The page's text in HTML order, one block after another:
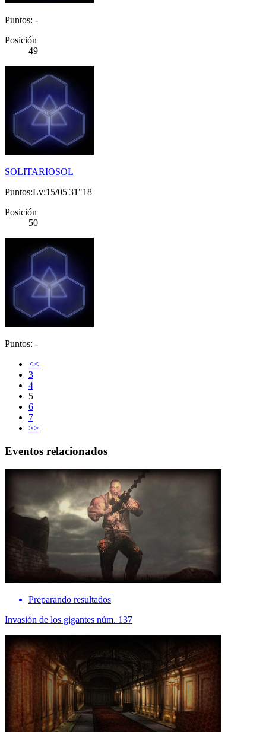
Puntos: -
Posición
49
SOLITARIOSOL
Puntos:Lv:15/05'31"18
Posición
50
Puntos: -
<<
3
4
5
6
7
>>
Eventos relacionados
Preparando resultados
Invasión de los gigantes núm. 137